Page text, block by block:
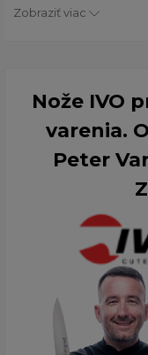
Zobraziť viac
Nože IVO
varenia.
Peter